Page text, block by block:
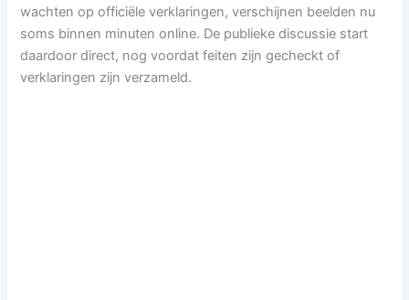
wachten op officiële verklaringen, verschijnen beelden nu
soms binnen minuten online. De publieke discussie start
daardoor direct, nog voordat feiten zijn gecheckt of
verklaringen zijn verzameld.